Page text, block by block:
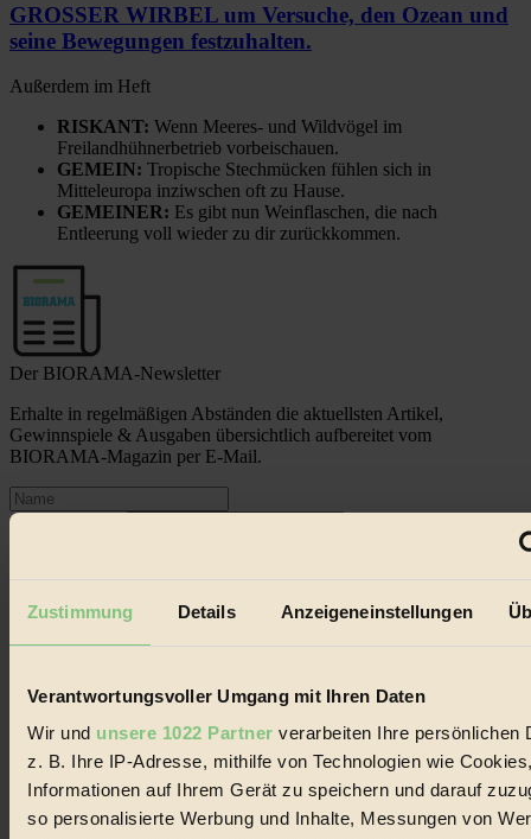
Zustimmung Details Anzeigeneinstellungen
Verantwortungsvoller Umgang mit Ihren Daten
Wir und unsere 1022 Partner verarbeiten Ihre persönlichen
z. B. Ihre IP-Adresse, mithilfe von Technologien wie
Informationen auf Ihrem Gerät zu speichern und darauf
so personalisierte Werbung und Inhalte, Messungen von
GROSSER WIRBEL um Versuche, den Ozean und
seine Bewegungen festzuhalten.
Außerdem im Heft
RISKANT: Wenn Meeres- und Wildvögel im
Freilandhühnerbetrieb vorbeischauen.
GEMEIN: Tropische Stechmücken fühlen sich in
Mitteleuropa inziwschen oft zu Hause.
GEMEINER: Es gibt nun Weinflaschen, die nach
Entleerung voll wieder zu dir zurückkommen.
Der BIORAMA-Newsletter
Erhalte in regelmäßigen Abständen die aktuellsten Artikel,
Gewinnspiele & Ausgaben übersichtlich aufbereitet vom
BIORAMA-Magazin per E-Mail.
Jetzt eintragen:
© 2026 Biorama GmbH
Impressum & Disclaimer
Datenschutz
Mediadaten
Biorama steht für einen nachhaltigen Lebensstil und bewussten